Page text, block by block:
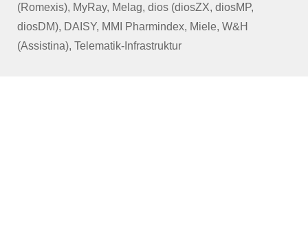
(Romexis), MyRay, Melag, dios (diosZX, diosMP,
diosDM), DAISY, MMI Pharmindex, Miele, W&H
(Assistina), Telematik-Infrastruktur